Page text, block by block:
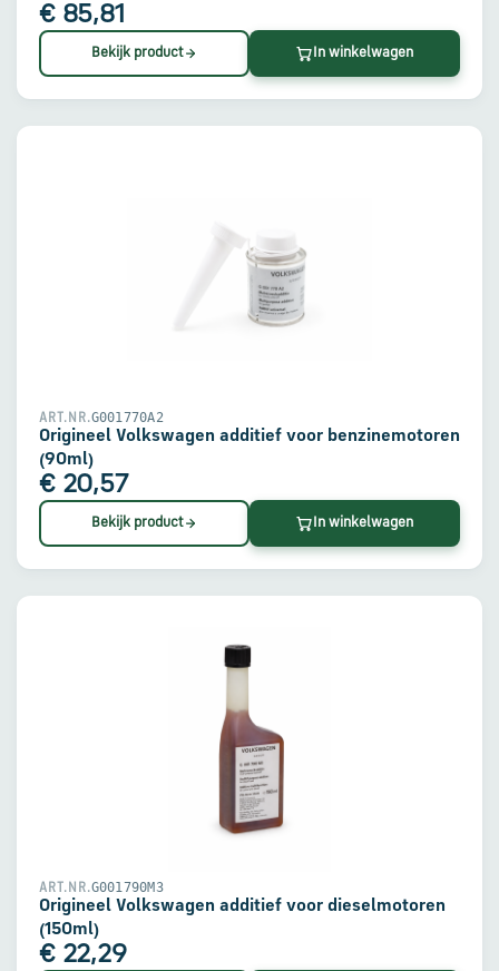
€ 85,81
Bekijk product In winkelwagen
ART.NR.G001770A2
Origineel Volkswagen additief voor benzinemotoren
(90ml)
€ 20,57
Bekijk product In winkelwagen
ART.NR.G001790M3
Origineel Volkswagen additief voor dieselmotoren
(150ml)
€ 22,29